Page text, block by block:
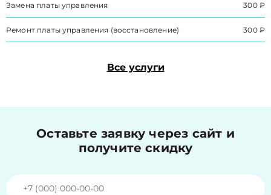
Замена платы управления 300 ₽
Ремонт платы управления (восстановление) 300 ₽
Все услуги
Оставьте заявку через сайт и
получите скидку